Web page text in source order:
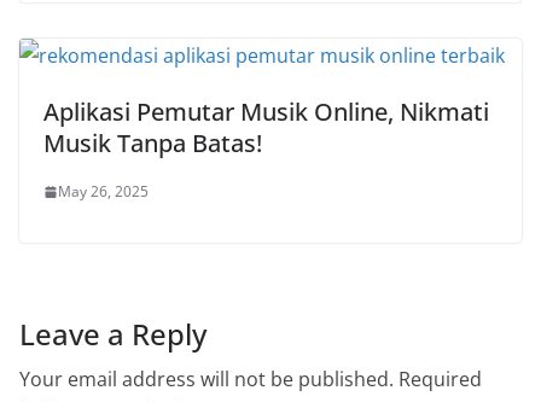
Aplikasi Pemutar Musik Online, Nikmati
Musik Tanpa Batas!
May 26, 2025
Leave a Reply
Your email address will not be published. Required